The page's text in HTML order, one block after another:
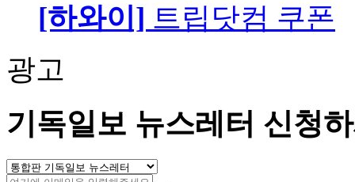
[하와이] 트립닷컴 쿠폰
광고
기독일보 뉴스레터 신청